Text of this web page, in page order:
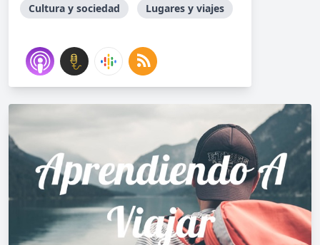
Cultura y sociedad Lugares y viajes